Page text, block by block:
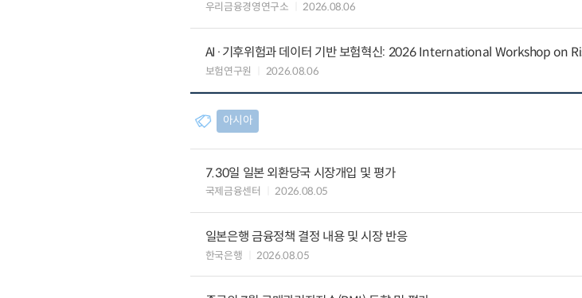
우리금융경영연구소 2026.08.06
AI·기후위험과 데이터 기반 보험혁신: 2026 International Workshop on
보험연구원 2026.08.06
아시아
7.30일 일본 외환당국 시장개입 및 평가
국제금융센터 2026.08.05
일본은행 금융정책 결정 내용 및 시장 반응
한국은행 2026.08.05